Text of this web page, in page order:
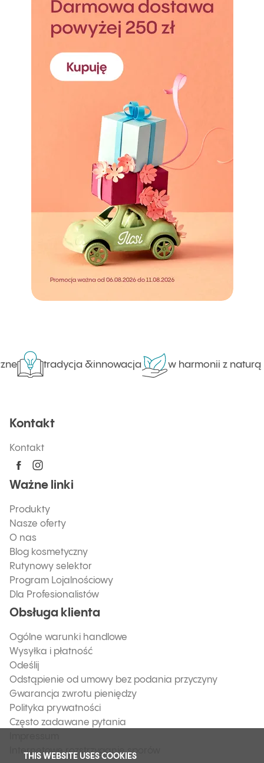
THIS WEBSITE USES COOKIES
tradycja &innowacja w harmonii z naturą
Kontakt
Kontakt
Ważne linki
Produkty
Nasze oferty
O nas
Blog kosmetyczny
Rutynowy selektor
Program Lojalnościowy
Dla Profesionalistów
Obsługa klienta
Ogólne warunki handlowe
Wysyłka i płatność
Odeślij
Odstąpienie od umowy bez podania przyczyny
Gwarancja zwrotu pieniędzy
Polityka prywatności
Często zadawane pytania
Internetowe rozstrzyganie sporów